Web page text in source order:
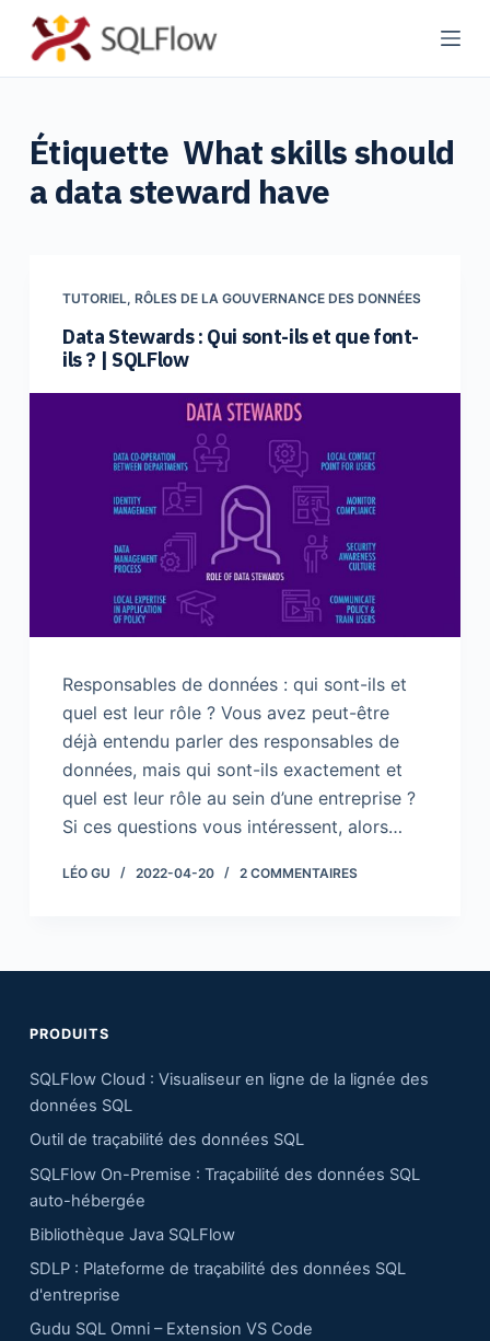
P
a
a
Étiquette What skills should
a data steward have
TUTORIEL, RÔLES DE LA GOUVERNANCE DES DONNÉES
Data Stewards : Qui sont-ils et que font-
ils ? | SQLFlow
Responsables de données : qui sont-ils et
quel est leur rôle ? Vous avez peut-être
déjà entendu parler des responsables de
données, mais qui sont-ils exactement et
quel est leur rôle au sein d’une entreprise ?
Si ces questions vous intéressent, alors…
LÉO GU 2022-04-20 2 COMMENTAIRES
PRODUITS
SQLFlow Cloud : Visualiseur en ligne de la lignée des
données SQL
Outil de traçabilité des données SQL
SQLFlow On-Premise : Traçabilité des données SQL
auto-hébergée
Bibliothèque Java SQLFlow
SDLP : Plateforme de traçabilité des données SQL
d'entreprise
Gudu SQL Omni – Extension VS Code